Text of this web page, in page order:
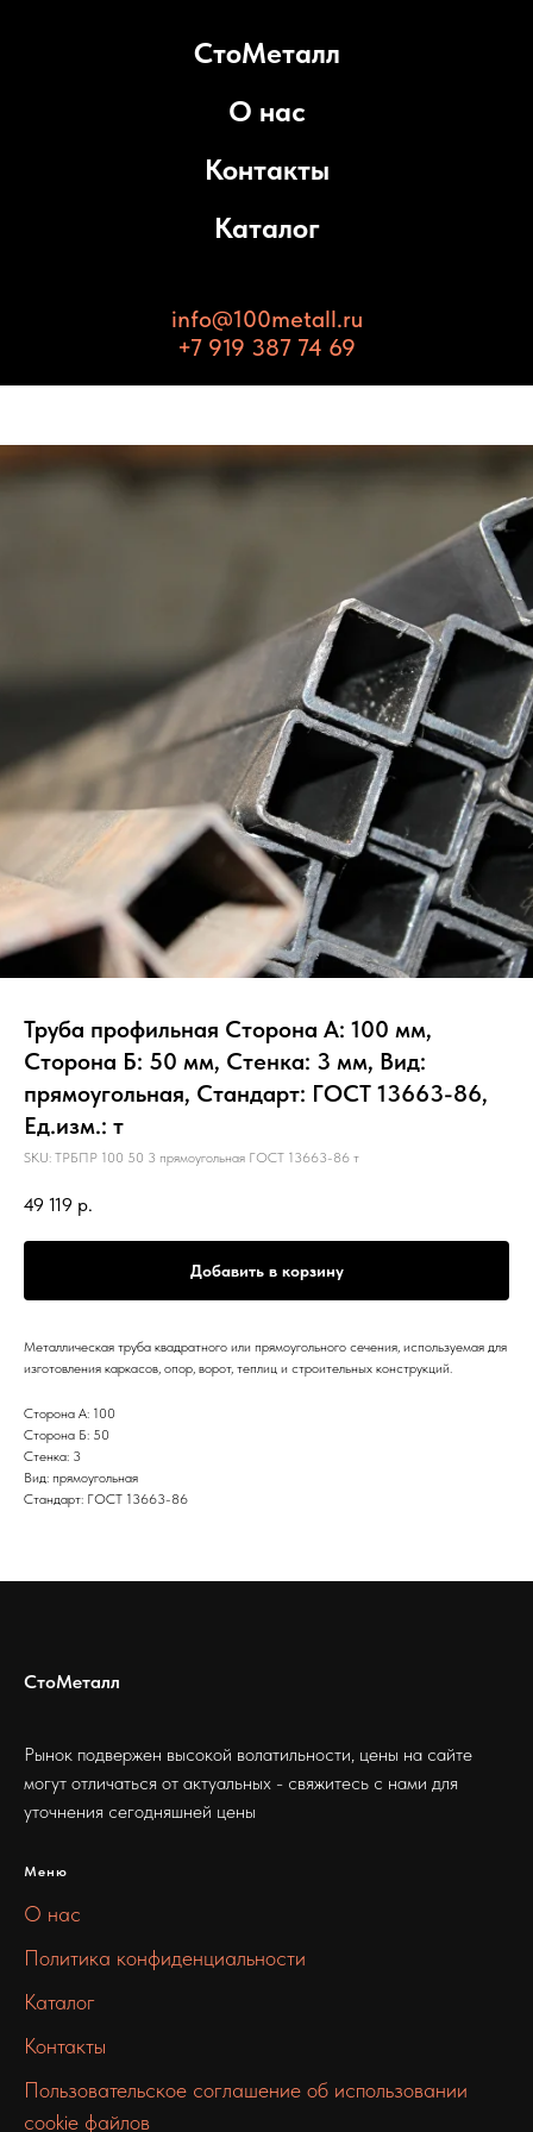
СтоМеталл
О нас
Контакты
Каталог
info@100metall.ru
+7 919 387 74 69
Труба профильная Сторона А: 100 мм,
Сторона Б: 50 мм, Стенка: 3 мм, Вид:
прямоугольная, Стандарт: ГОСТ 13663-86,
Ед.изм.: т
SKU: ТРБПР 100 50 3 прямоугольная ГОСТ 13663-86 т
49 119 р.
Добавить в корзину
Металлическая труба квадратного или прямоугольного сечения, используемая для
изготовления каркасов, опор, ворот, теплиц и строительных конструкций.
Сторона А: 100
Сторона Б: 50
Стенка: 3
Вид: прямоугольная
Стандарт: ГОСТ 13663-86
СтоМеталл
Рынок подвержен высокой волатильности, цены на сайте
могут отличаться от актуальных - свяжитесь с нами для
уточнения сегодняшней цены
Меню
О нас
Политика конфиденциальности
Каталог
Контакты
Пользовательское соглашение об использовании
cookie файлов